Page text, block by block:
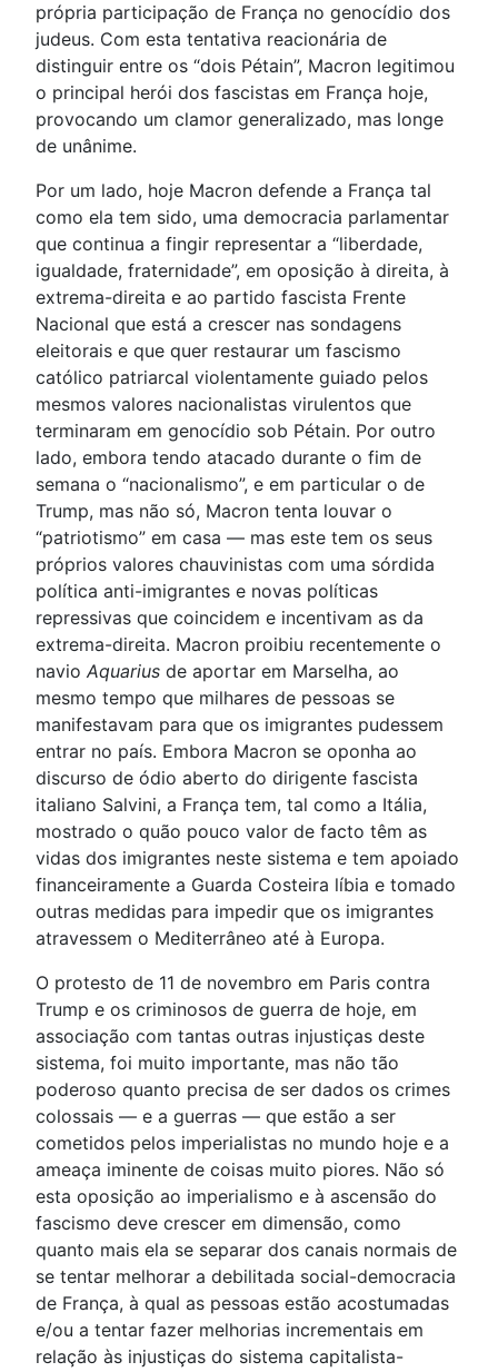
própria participação de França no genocídio dos
judeus. Com esta tentativa reacionária de
distinguir entre os “dois Pétain”, Macron legitimou
o principal herói dos fascistas em França hoje,
provocando um clamor generalizado, mas longe
de unânime.
Por um lado, hoje Macron defende a França tal
como ela tem sido, uma democracia parlamentar
que continua a fingir representar a “liberdade,
igualdade, fraternidade”, em oposição à direita, à
extrema-direita e ao partido fascista Frente
Nacional que está a crescer nas sondagens
eleitorais e que quer restaurar um fascismo
católico patriarcal violentamente guiado pelos
mesmos valores nacionalistas virulentos que
terminaram em genocídio sob Pétain. Por outro
lado, embora tendo atacado durante o fim de
semana o “nacionalismo”, e em particular o de
Trump, mas não só, Macron tenta louvar o
“patriotismo” em casa — mas este tem os seus
próprios valores chauvinistas com uma sórdida
política anti-imigrantes e novas políticas
repressivas que coincidem e incentivam as da
extrema-direita. Macron proibiu recentemente o
navio Aquarius de aportar em Marselha, ao
mesmo tempo que milhares de pessoas se
manifestavam para que os imigrantes pudessem
entrar no país. Embora Macron se oponha ao
discurso de ódio aberto do dirigente fascista
italiano Salvini, a França tem, tal como a Itália,
mostrado o quão pouco valor de facto têm as
vidas dos imigrantes neste sistema e tem apoiado
financeiramente a Guarda Costeira líbia e tomado
outras medidas para impedir que os imigrantes
atravessem o Mediterrâneo até à Europa.
O protesto de 11 de novembro em Paris contra
Trump e os criminosos de guerra de hoje, em
associação com tantas outras injustiças deste
sistema, foi muito importante, mas não tão
poderoso quanto precisa de ser dados os crimes
colossais — e a guerras — que estão a ser
cometidos pelos imperialistas no mundo hoje e a
ameaça iminente de coisas muito piores. Não só
esta oposição ao imperialismo e à ascensão do
fascismo deve crescer em dimensão, como
quanto mais ela se separar dos canais normais de
se tentar melhorar a debilitada social-democracia
de França, à qual as pessoas estão acostumadas
e/ou a tentar fazer melhorias incrementais em
relação às injustiças do sistema capitalista-